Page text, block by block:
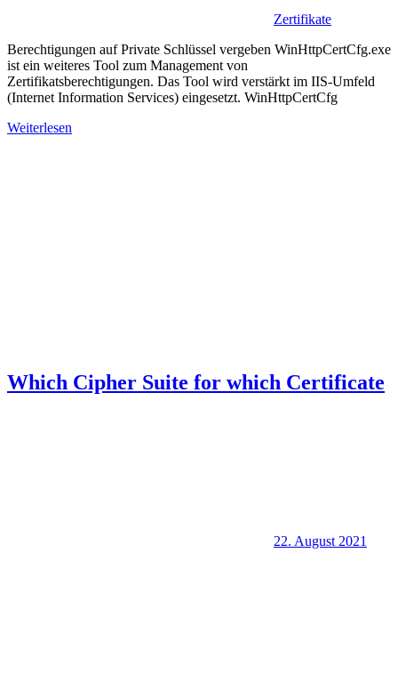
Zertifikate
Berechtigungen auf Private Schlüssel vergeben WinHttpCertCfg.exe
ist ein weiteres Tool zum Management von
Zertifikatsberechtigungen. Das Tool wird verstärkt im IIS-Umfeld
(Internet Information Services) eingesetzt. WinHttpCertCfg
Weiterlesen
Which Cipher Suite for which Certificate
22. August 2021